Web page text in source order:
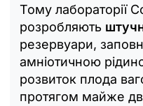
Тому лабораторії
розробляють
резервуари,
амніотичною
розвиток плода
протягом майже